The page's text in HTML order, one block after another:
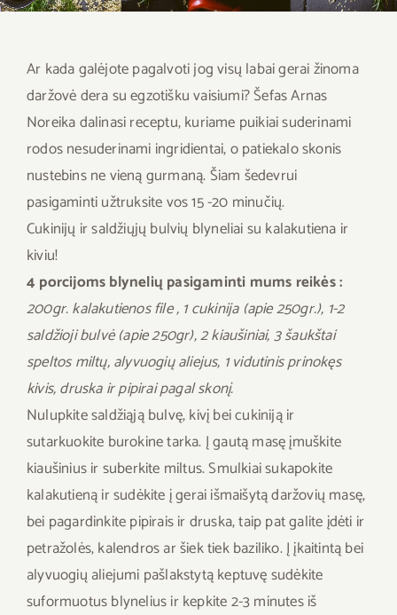
Savaitės meniu
Skaičiuoklė
Naujienos
D.U.K
Sąlygos ir taisyklės
Kontaktai
Ar kada galėjote pagalvoti jog visų labai gerai žinoma
daržovė dera su egzotišku vaisiumi? Šefas Arnas
Noreika dalinasi receptu, kuriame puikiai suderinami
rodos nesuderinami ingridientai, o patiekalo skonis
nustebins ne vieną gurmaną. Šiam šedevrui
pasigaminti užtruksite vos 15 -20 minučių.
Cukinijų ir saldžiųjų bulvių blyneliai su kalakutiena ir
kiviu!
4 porcijoms blynelių pasigaminti mums reikės :
200gr. kalakutienos file , 1 cukinija (apie 250gr.), 1-2
saldžioji bulvė (apie 250gr), 2 kiaušiniai, 3 šaukštai
speltos miltų, alyvuogių aliejus, 1 vidutinis prinokęs
kivis, druska ir pipirai pagal skonį.
Nulupkite saldžiąją bulvę, kivį bei cukiniją ir
sutarkuokite burokine tarka. Į gautą masę įmuškite
kiaušinius ir suberkite miltus. Smulkiai sukapokite
kalakutieną ir sudėkite į gerai išmaišytą daržovių masę,
bei pagardinkite pipirais ir druska, taip pat galite įdėti ir
petražolės, kalendros ar šiek tiek baziliko. Į įkaitintą bei
alyvuogių aliejumi pašlakstytą keptuvę sudėkite
suformuotus blynelius ir kepkite 2-3 minutes iš